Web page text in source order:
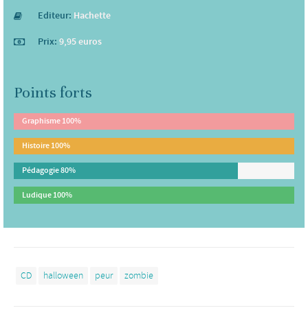
Editeur: Hachette
Prix: 9,95 euros
Points forts
Graphisme100%
Histoire100%
Pédagogie80%
Ludique100%
CD halloween peur zombie